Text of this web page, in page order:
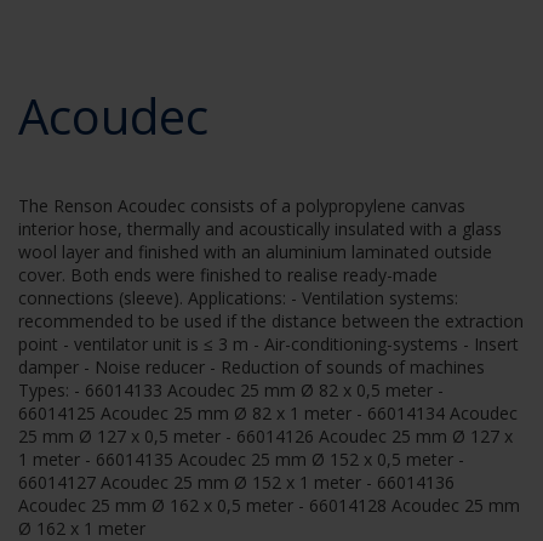
Acoudec
The Renson Acoudec consists of a polypropylene canvas
interior hose, thermally and acoustically insulated with a glass
wool layer and finished with an aluminium laminated outside
cover. Both ends were finished to realise ready-made
connections (sleeve). Applications: - Ventilation systems:
recommended to be used if the distance between the extraction
point - ventilator unit is ≤ 3 m - Air-conditioning-systems - Insert
damper - Noise reducer - Reduction of sounds of machines
Types: - 66014133 Acoudec 25 mm Ø 82 x 0,5 meter -
66014125 Acoudec 25 mm Ø 82 x 1 meter - 66014134 Acoudec
25 mm Ø 127 x 0,5 meter - 66014126 Acoudec 25 mm Ø 127 x
1 meter - 66014135 Acoudec 25 mm Ø 152 x 0,5 meter -
66014127 Acoudec 25 mm Ø 152 x 1 meter - 66014136
Acoudec 25 mm Ø 162 x 0,5 meter - 66014128 Acoudec 25 mm
Ø 162 x 1 meter